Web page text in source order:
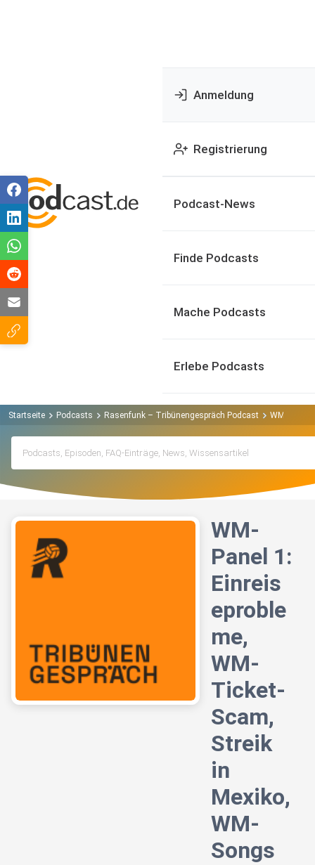
Anmeldung
Registrierung
Podcast-News
Finde Podcasts
Mache Podcasts
Erlebe Podcasts
Startseite Podcasts Rasenfunk – Tribünengespräch Podcast WM-Panel
WM-
Panel 1:
Einreis
eproble
me,
WM-
Ticket-
Scam,
Streik
in
Mexiko,
WM-
Songs